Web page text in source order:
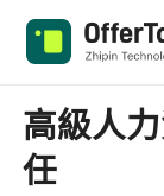
高級人
任